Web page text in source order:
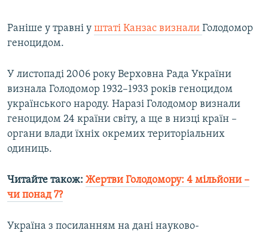
Раніше у травні у штаті Канзас визнали Голодомор
геноцидом.
У листопаді 2006 року Верховна Рада України
визнала Голодомор 1932–1933 років геноцидом
українського народу. Наразі Голодомор визнали
геноцидом 24 країни світу, а ще в низці країн –
органи влади їхніх окремих територіальних
одиниць.
Читайте також: Жертви Голодомору: 4 мільйони –
чи понад 7?
Україна з посиланням на дані науково-